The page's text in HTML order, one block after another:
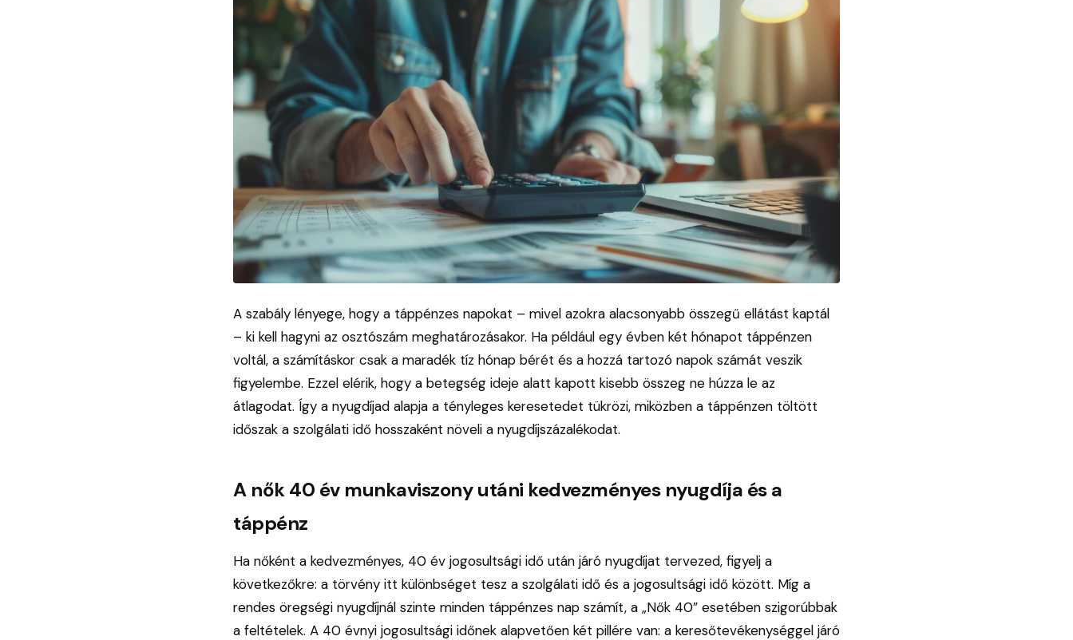
A szabály lényege, hogy a táppénzes napokat – mivel azokra alacsonyabb összegű ellátást kaptál
– ki kell hagyni az osztószám meghatározásakor. Ha például egy évben két hónapot táppénzen
voltál, a számításkor csak a maradék tíz hónap bérét és a hozzá tartozó napok számát veszik
figyelembe. Ezzel elérik, hogy a betegség ideje alatt kapott kisebb összeg ne húzza le az
átlagodat. Így a nyugdíjad alapja a tényleges keresetedet tükrözi, miközben a táppénzen töltött
időszak a szolgálati idő hosszaként növeli a nyugdíjszázalékodat.
A nők 40 év munkaviszony utáni kedvezményes nyugdíja és a
táppénz
Ha nőként a kedvezményes, 40 év jogosultsági idő után járó nyugdíjat tervezed, figyelj a
következőkre: a törvény itt különbséget tesz a szolgálati idő és a jogosultsági idő között. Míg a
rendes öregségi nyugdíjnál szinte minden táppénzes nap számít, a „Nők 40” esetében szigorúbbak
a feltételek. A 40 évnyi jogosultsági időnek alapvetően két pillére van: a keresőtevékenységgel járó